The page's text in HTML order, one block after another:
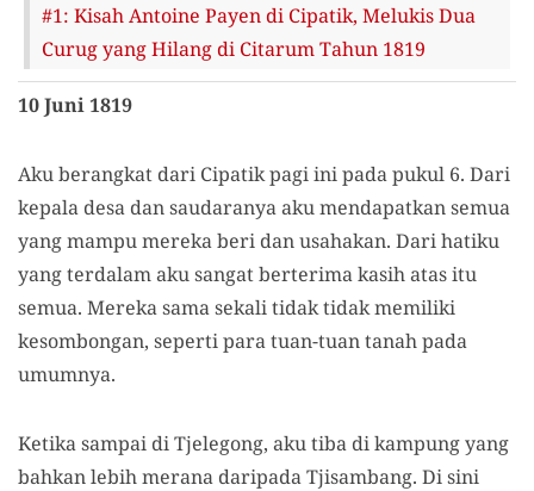
#1: Kisah Antoine Payen di Cipatik, Melukis Dua
Curug yang Hilang di Citarum Tahun 1819
10 Juni 1819
Aku berangkat dari Cipatik pagi ini pada pukul 6. Dari
kepala desa dan saudaranya aku mendapatkan semua
yang mampu mereka beri dan usahakan. Dari hatiku
yang terdalam aku sangat berterima kasih atas itu
semua. Mereka sama sekali tidak tidak memiliki
kesombongan, seperti para tuan-tuan tanah pada
umumnya.
Ketika sampai di Tjelegong, aku tiba di kampung yang
bahkan lebih merana daripada Tjisambang. Di sini